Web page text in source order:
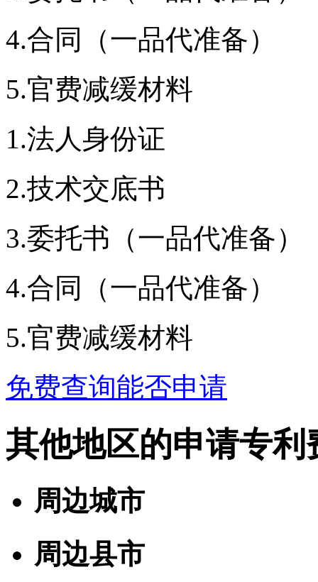
4.合同（一品代准备）
5.官费减缓材料
1.法人身份证
2.技术交底书
3.委托书（一品代准备）
4.合同（一品代准备）
5.官费减缓材料
免费查询能否申请
其他地区的申请专利
周边城市
周边县市